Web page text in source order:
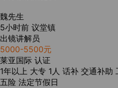
魏先生
5小时前 议堂镇
出镜讲解员
5000-5500元
莱亚国际 认证
1年以上 大专 1人 话补 交通补助
五险 法定节假日